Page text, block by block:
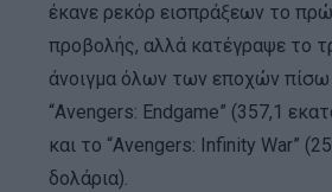
έκανε ρεκόρ εισπράξεων το
προβολής, αλλά κατέγραψε το
άνοιγμα όλων των εποχών
“Avengers: Endgame” (357,1
και το “Avengers: Infinity War”
δολάρια).